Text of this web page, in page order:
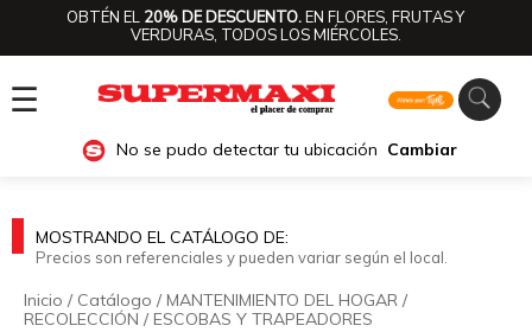
OBTÉN EL 20% DE DESCUENTO.EN FLORES, FRUTAS Y
VERDURAS, TODOS LOS MIÉRCOLES.
☰
No se pudo detectar tu ubicación Cambiar
MOSTRANDO EL CATÁLOGO DE:
Precios son referenciales y pueden variar según el local.
Inicio / Catálogo / MANTENIMIENTO DEL HOGAR /
RECOLECCIÓN / ESCOBAS Y TRAPEADORES